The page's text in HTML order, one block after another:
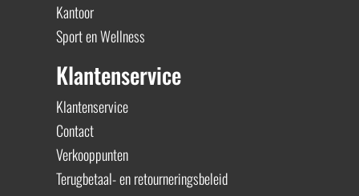
Kantoor
Sport en Wellness
Klantenservice
Klantenservice
Contact
Verkooppunten
Terugbetaal- en retourneringsbeleid